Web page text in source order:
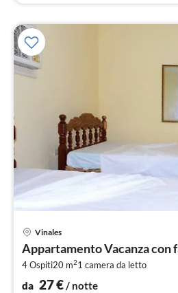
Vinales
Appartamento Vacanza con
4 Ospiti20 m21 camera da letto
da 27€/ notte